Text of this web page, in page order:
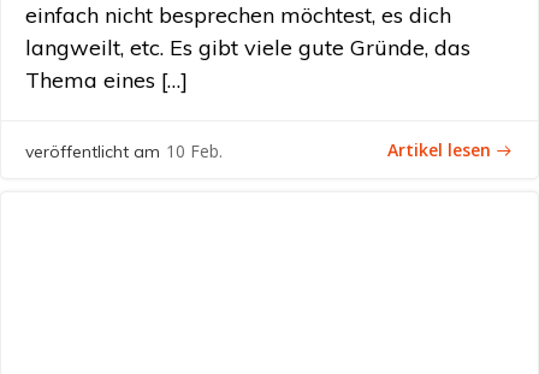
einfach nicht besprechen möchtest, es dich
langweilt, etc. Es gibt viele gute Gründe, das
Thema eines […]
veröffentlicht am 10 Feb. Artikel lesen